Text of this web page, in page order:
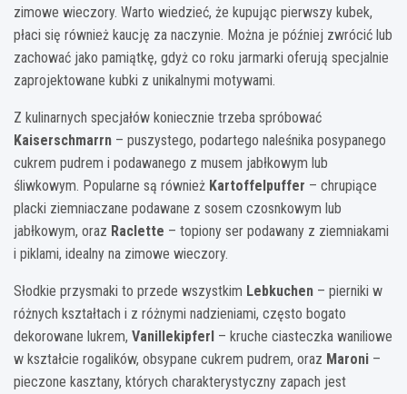
zimowe wieczory. Warto wiedzieć, że kupując pierwszy kubek,
płaci się również kaucję za naczynie. Można je później zwrócić lub
zachować jako pamiątkę, gdyż co roku jarmarki oferują specjalnie
zaprojektowane kubki z unikalnymi motywami.
Z kulinarnych specjałów koniecznie trzeba spróbować
Kaiserschmarrn – puszystego, podartego naleśnika posypanego
cukrem pudrem i podawanego z musem jabłkowym lub
śliwkowym. Popularne są również Kartoffelpuffer – chrupiące
placki ziemniaczane podawane z sosem czosnkowym lub
jabłkowym, oraz Raclette – topiony ser podawany z ziemniakami
i piklami, idealny na zimowe wieczory.
Słodkie przysmaki to przede wszystkim Lebkuchen – pierniki w
różnych kształtach i z różnymi nadzieniami, często bogato
dekorowane lukrem, Vanillekipferl – kruche ciasteczka waniliowe
w kształcie rogalików, obsypane cukrem pudrem, oraz Maroni –
pieczone kasztany, których charakterystyczny zapach jest